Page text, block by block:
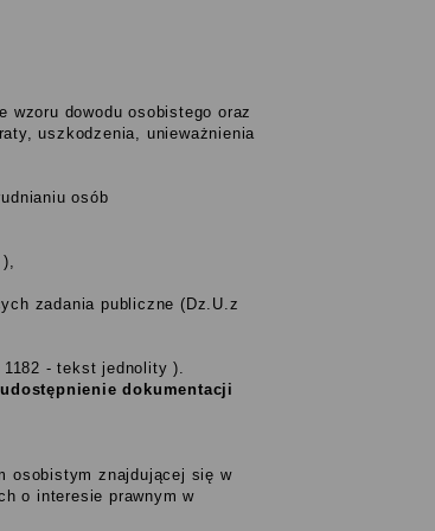
wzoru dowodu osobistego oraz
uszkodzenia, unieważnienia
osób
zadania publiczne (Dz.U.z
- tekst jednolity ).
dokumentacji
osobistym znajdującej się w
o interesie prawnym w